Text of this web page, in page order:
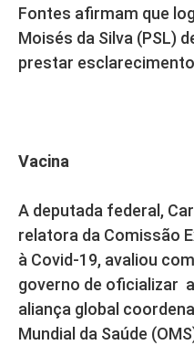
Fontes afirmam que
Moisés da Silva (PSL)
prestar
Vacina
A deputada federal,
relatora da Comissão
à Covid-19, avaliou
governo de oficializar
aliança global
Mundial da Saúde